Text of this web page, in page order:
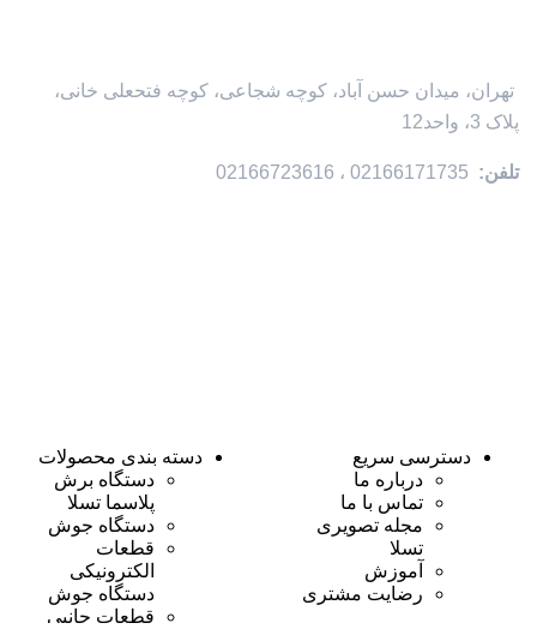
تهران، میدان حسن آباد، کوچه شجاعی، کوچه فتحعلی خانی،
پلاک 3، واحد12
تلفن:
دسترسی سریع
درباره ما
تماس با ما
مجله تصویری
تسلا
آموزش
رضایت مشتری
دسته بندی محصولات
دستگاه برش
پلاسما تسلا
دستگاه جوش
قطعات
الکترونیکی
دستگاه جوش
قطعات جانبی